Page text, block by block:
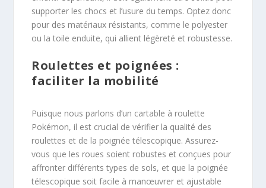
supporter les chocs et l’usure du temps. Optez donc
pour des matériaux résistants, comme le polyester
ou la toile enduite, qui allient légèreté et robustesse.
Roulettes et poignées :
faciliter la mobilité
Puisque nous parlons d’un cartable à roulette
Pokémon, il est crucial de vérifier la qualité des
roulettes et de la poignée télescopique. Assurez-
vous que les roues soient robustes et conçues pour
affronter différents types de sols, et que la poignée
télescopique soit facile à manœuvrer et ajustable